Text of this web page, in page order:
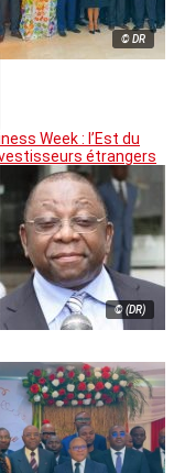
© DR
Week : l’Est du
étrangers
© (DR)